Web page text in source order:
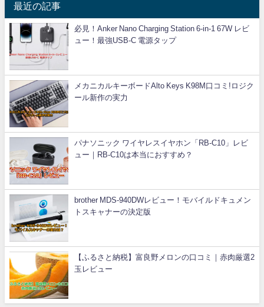
最近の記事
必見！Anker Nano Charging Station 6-in-1 67W レビ
ュー！最強USB-C 電源タップ
メカニカルキーボードAlto Keys K98M口コミ!ロジク
ール新作の実力
パナソニック ワイヤレスイヤホン「RB-C10」レビ
ュー｜RB-C10は本当におすすめ？
brother MDS-940DWレビュー！モバイルドキュメン
トスキャナーの決定版
【ふるさと納税】富良野メロンの口コミ｜赤肉厳選2
玉レビュー